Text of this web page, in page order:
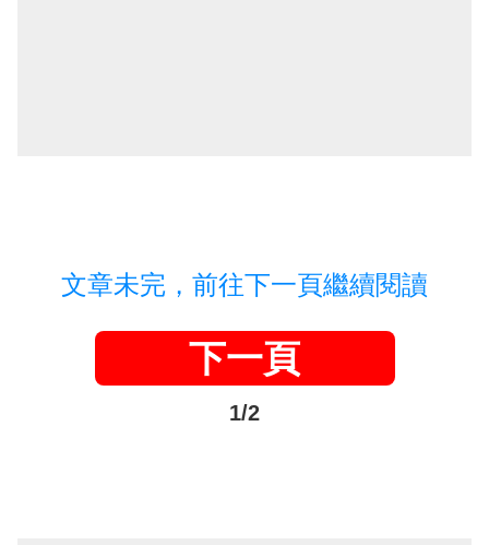
文章未完，前往下一頁繼續閱讀
下一頁
1/2